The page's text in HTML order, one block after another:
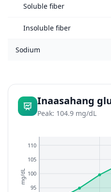
Soluble fiber
Insoluble fiber
Sodium
Inaasahang
Peak: 104.9 mg/dL
95
100
105
110
mg/dL